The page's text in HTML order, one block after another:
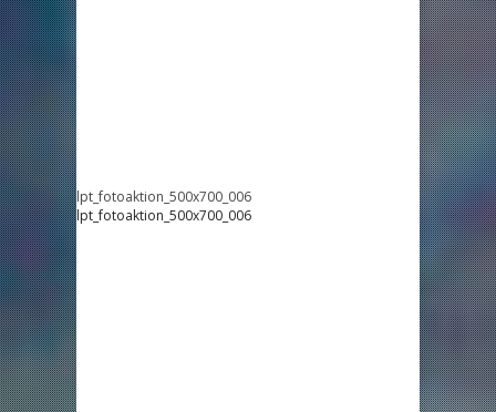
lpt_fotoaktion_500x700_006
lpt_fotoaktion_500x700_006